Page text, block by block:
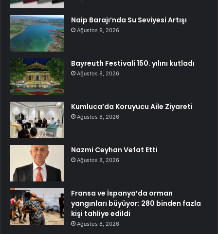
Naip Barajı’nda Su Seviyesi Artışı
Ağustos 9, 2026
Bayreuth Festivali 150. yılını kutladı
Ağustos 8, 2026
Kumluca’da Koruyucu Aile Ziyareti
Ağustos 8, 2026
Nazmi Ceyhan Vefat Etti
Ağustos 8, 2026
Fransa ve İspanya’da orman
yangınları büyüyor: 280 binden fazla
kişi tahliye edildi
Ağustos 8, 2026